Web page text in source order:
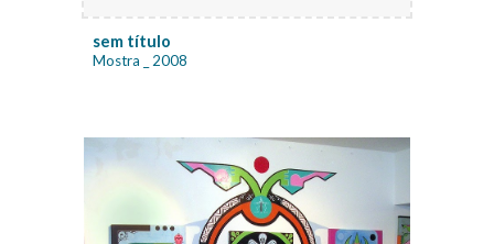
sem título
Mostra _ 2008